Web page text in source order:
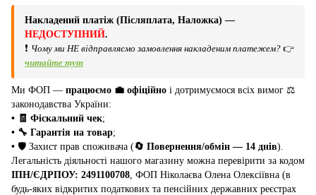
Накладений платіж (Післяплата, Наложка) —
НЕДОСТУПНИЙ.
❗ Чому ми НЕ відправляємо замовлення накладеним платежем? 👉
читайте тут
Ми ФОП — працюємо 💼 офіційно і дотримуємося всіх вимог ⚖️
законодавства України:
• 🧾 Фіскальний чек;
• 🔧 Гарантія на товар;
• 🛡️ Захист прав споживача (🔄 Повернення/обмін — 14 днів).
Легальність діяльності нашого магазину можна перевірити за кодом
ІПН/ЄДРПОУ: 2491100708 , ФОП Ніколаєва Олена Олексіївна (в
будь-яких відкритих податкових та пенсійних державних реєстрах